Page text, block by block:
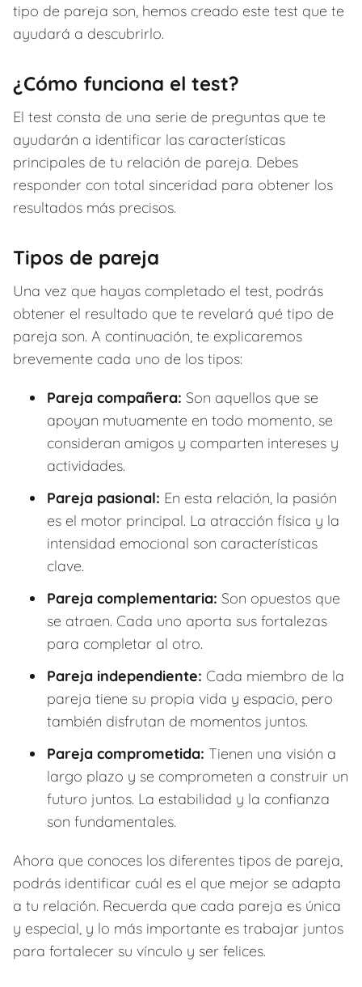
tipo de pareja son, hemos creado este test que te
ayudará a descubrirlo.
¿Cómo funciona el test?
El test consta de una serie de preguntas que te
ayudarán a identificar las características
principales de tu relación de pareja. Debes
responder con total sinceridad para obtener los
resultados más precisos.
Tipos de pareja
Una vez que hayas completado el test, podrás
obtener el resultado que te revelará qué tipo de
pareja son. A continuación, te explicaremos
brevemente cada uno de los tipos:
Pareja compañera: Son aquellos que se
apoyan mutuamente en todo momento, se
consideran amigos y comparten intereses y
actividades.
Pareja pasional: En esta relación, la pasión
es el motor principal. La atracción física y la
intensidad emocional son características
clave.
Pareja complementaria: Son opuestos que
se atraen. Cada uno aporta sus fortalezas
para completar al otro.
Pareja independiente: Cada miembro de la
pareja tiene su propia vida y espacio, pero
también disfrutan de momentos juntos.
Pareja comprometida: Tienen una visión a
largo plazo y se comprometen a construir un
futuro juntos. La estabilidad y la confianza
son fundamentales.
Ahora que conoces los diferentes tipos de pareja,
podrás identificar cuál es el que mejor se adapta
a tu relación. Recuerda que cada pareja es única
y especial, y lo más importante es trabajar juntos
para fortalecer su vínculo y ser felices.